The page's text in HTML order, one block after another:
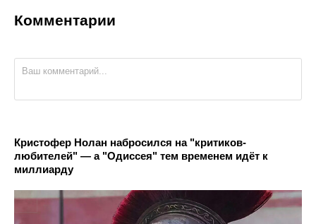
Комментарии
Кристофер Нолан набросился на "критиков-
любителей" — а "Одиссея" тем временем идёт к
миллиарду